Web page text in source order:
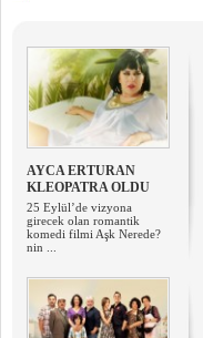
AYCA ERTURAN
KLEOPATRA OLDU
25 Eylül’de vizyona
girecek olan romantik
komedi filmi Aşk Nerede?
nin ...